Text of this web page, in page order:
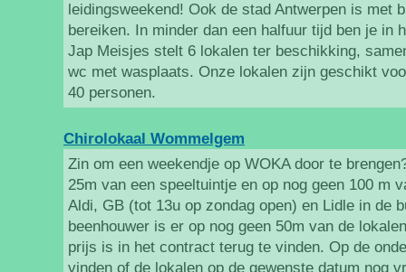
leidingsweekend! Ook de stad Antwerpen is met
bereiken. In minder dan een halfuur tijd ben je in
Jap Meisjes stelt 6 lokalen ter beschikking,
wc met wasplaats. Onze lokalen zijn geschikt
40 personen.
Chirolokaal Wommelgem
Zin om een weekendje op WOKA door te
25m van een speeltuintje en op nog geen 100 m
Aldi, GB (tot 13u op zondag open) en Lidle in de
beenhouwer is er op nog geen 50m van de
prijs is in het contract terug te vinden. Op de
vinden of de lokalen op de gewenste datum nog